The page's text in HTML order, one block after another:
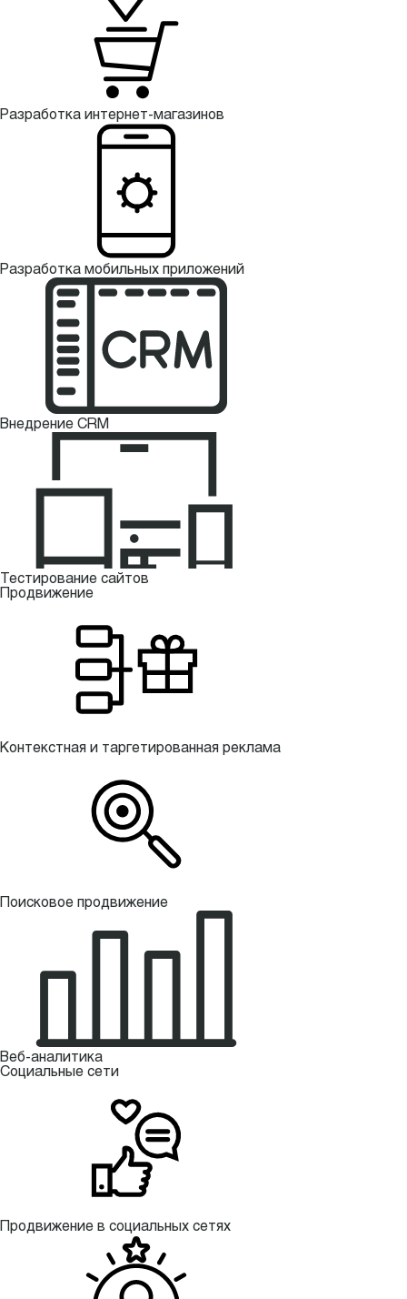
Разработка интернет-магазинов
Разработка мобильных приложений
Внедрение CRM
Тестирование сайтов
Продвижение
Контекстная и таргетированная реклама
Поисковое продвижение
Веб-аналитика
Социальные сети
Продвижение в социальных сетях